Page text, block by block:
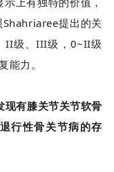
提出的关
II级、III级，0~II级
能力。
有膝关节关节软骨
行性骨关节病的存